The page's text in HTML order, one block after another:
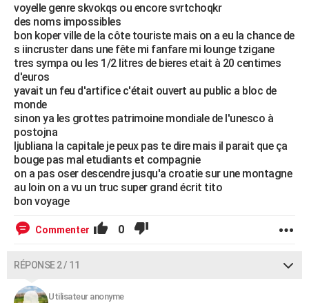
FORUM
Bricolage
Lifestyle
Culture
Sport
Auto
Television
Voyage
Cinema
voyelle genre skvokqs ou encore svrtchoqkr
des noms impossibles
bon koper ville de la côte touriste mais on a eu la chance de
s iincruster dans une fête mi fanfare mi lounge tzigane
tres sympa ou les 1/2 litres de bieres etait à 20 centimes
d'euros
yavait un feu d'artifice c'était ouvert au public a bloc de
monde
sinon ya les grottes patrimoine mondiale de l'unesco à
postojna
ljubliana la capitale je peux pas te dire mais il parait que ça
bouge pas mal etudiants et compagnie
on a pas oser descendre jusqu'a croatie sur une montagne
au loin on a vu un truc super grand écrit tito
bon voyage
Commenter 0
RÉPONSE 2 / 11
Utilisateur anonyme